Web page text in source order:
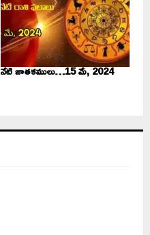
నేటి జాతకములు…15 మే, 2024